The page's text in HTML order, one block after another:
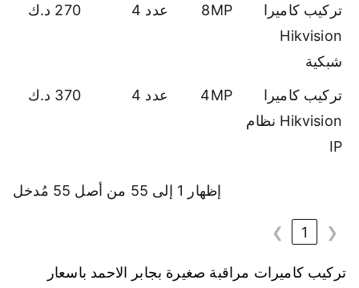
تركيب كاميرا
Hikvision
شبكية
8MP عدد 4 270 د.ك
تركيب كاميرا
Hikvision نظام
IP
4MP عدد 4 370 د.ك
إظهار 1 إلى 55 من أصل 55 مُدخل
❮
1
❯
تركيب كاميرات مراقبة صغيرة بجابر الاحمد باسعار